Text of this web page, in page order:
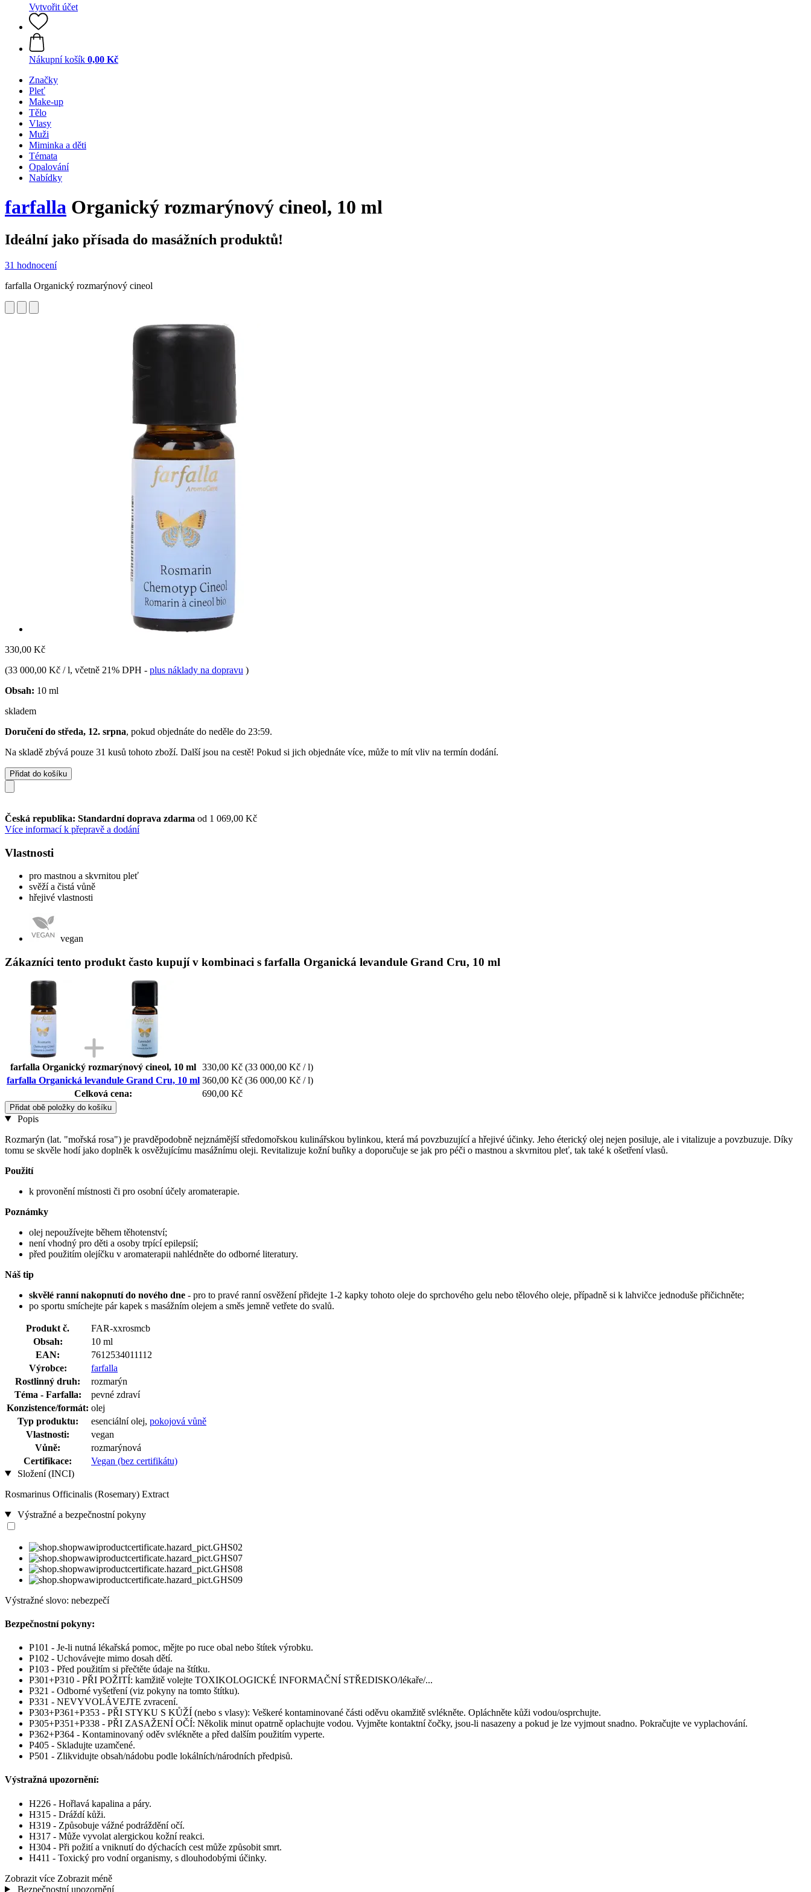
Vytvořit účet
Nákupní košík 0,00 Kč
Značky
Pleť
Make-up
Tělo
Vlasy
Muži
Miminka a děti
Témata
Opalování
Nabídky
farfalla Organický rozmarýnový cineol, 10 ml
Ideální jako přísada do masážních produktů!
31 hodnocení
farfalla Organický rozmarýnový cineol
330,00 Kč
(33 000,00 Kč / l, včetně 21% DPH - plus náklady na dopravu )
Obsah: 10 ml
skladem
Doručení do středa, 12. srpna, pokud objednáte do neděle do 23:59.
Na skladě zbývá pouze 31 kusů tohoto zboží. Další jsou na cestě! Pokud si jich objednáte více, může to mít vliv na termín dodání.
Přidat do košíku
Česká republika: Standardní doprava zdarma od 1 069,00 Kč
Více informací k přepravě a dodání
Vlastnosti
pro mastnou a skvrnitou pleť
svěží a čistá vůně
hřejivé vlastnosti
vegan
Zákazníci tento produkt často kupují v kombinaci s farfalla Organická levandule Grand Cru, 10 ml
farfalla Organický rozmarýnový cineol, 10 ml 330,00 Kč (33 000,00 Kč / l)
farfalla Organická levandule Grand Cru, 10 ml 360,00 Kč (36 000,00 Kč / l)
Celková cena:
690,00 Kč
Přidat obě položky do košíku
Popis
Rozmarýn (lat. "mořská rosa") je pravděpodobně nejznámější středomořskou kulinářskou bylinkou, která má povzbuzující a hřejivé účinky. Jeho éterický olej nejen posiluje, ale i vitalizuje a povzbuzuje. Díky
tomu se skvěle hodí jako doplněk k osvěžujícímu masážnímu oleji. Revitalizuje kožní buňky a doporučuje se jak pro péči o mastnou a skvrnitou pleť, tak také k ošetření vlasů.
Použití
k provonění místnosti či pro osobní účely aromaterapie.
Poznámky
olej nepoužívejte během těhotenství;
není vhodný pro děti a osoby trpící epilepsií;
před použitím olejíčku v aromaterapii nahlédněte do odborné literatury.
Náš tip
skvělé ranní nakopnutí do nového dne - pro to pravé ranní osvěžení přidejte 1-2 kapky tohoto oleje do sprchového gelu nebo tělového oleje, případně si k lahvičce jednoduše přičichněte;
po sportu smíchejte pár kapek s masážním olejem a směs jemně vetřete do svalů.
Produkt č.
FAR-xxrosmcb
Obsah:
10 ml
EAN:
7612534011112
Výrobce:
farfalla
Rostlinný druh:
rozmarýn
Téma - Farfalla:
pevné zdraví
Konzistence/formát: olej
Typ produktu:
esenciální olej, pokojová vůně
Vlastnosti:
vegan
Vůně:
rozmarýnová
Certifikace:
Vegan (bez certifikátu)
Složení (INCI)
Rosmarinus Officinalis (Rosemary) Extract
Výstražné a bezpečnostní pokyny
Výstražné slovo: nebezpečí
Bezpečnostní pokyny:
P101 - Je-li nutná lékařská pomoc, mějte po ruce obal nebo štítek výrobku.
P102 - Uchovávejte mimo dosah dětí.
P103 - Před použitím si přečtěte údaje na štítku.
P301+P310 - PŘI POŽITÍ: kamžitě volejte TOXIKOLOGICKÉ INFORMAČNÍ STŘEDISKO/lékaře/...
P321 - Odborné vyšetření (viz pokyny na tomto štítku).
P331 - NEVYVOLÁVEJTE zvracení.
P303+P361+P353 - PŘI STYKU S KŮŽÍ (nebo s vlasy): Veškeré kontaminované části oděvu okamžitě svlékněte. Opláchněte kůži vodou/osprchujte.
P305+P351+P338 - PŘI ZASAŽENÍ OČÍ: Několik minut opatrně oplachujte vodou. Vyjměte kontaktní čočky, jsou-li nasazeny a pokud je lze vyjmout snadno. Pokračujte ve vyplachování.
P362+P364 - Kontaminovaný oděv svlékněte a před dalším použitím vyperte.
P405 - Skladujte uzamčené.
P501 - Zlikvidujte obsah/nádobu podle lokálních/národních předpisů.
Výstražná upozornění:
H226 - Hořlavá kapalina a páry.
H315 - Dráždí kůži.
H319 - Způsobuje vážné podráždění očí.
H317 - Může vyvolat alergickou kožní reakci.
H304 - Při požití a vniknutí do dýchacích cest může způsobit smrt.
H411 - Toxický pro vodní organismy, s dlouhodobými účinky.
Zobrazit více Zobrazit méně
Bezpečnostní upozornění